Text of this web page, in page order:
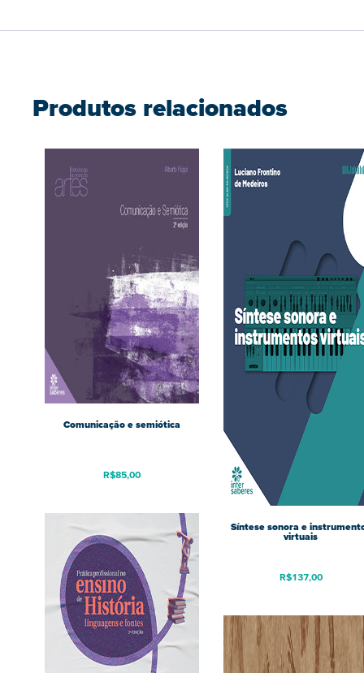
Produtos relacionados
Comunicação e semiótica
R$85,00
Síntese sonora e
virtuais
R$137,00